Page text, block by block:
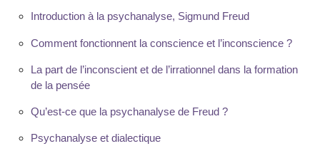
Introduction à la psychanalyse, Sigmund Freud
Comment fonctionnent la conscience et l’inconscience ?
La part de l’inconscient et de l’irrationnel dans la formation
de la pensée
Qu’est-ce que la psychanalyse de Freud ?
Psychanalyse et dialectique